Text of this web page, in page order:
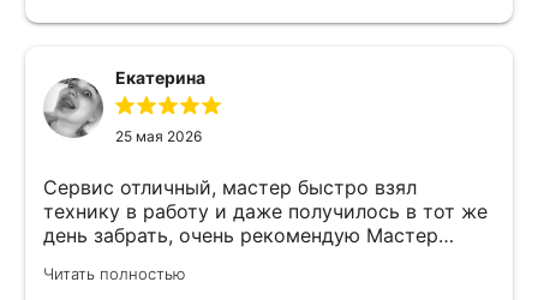
Екатерина
25 мая 2026
Сервис отличный, мастер быстро взял
технику в работу и даже получилось в тот же
день забрать, очень рекомендую Мастер
Читать полностью